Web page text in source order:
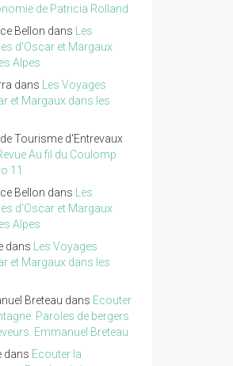
-
Petit traité de poésie
tome 4 de Pierre
de Patricia Rolland
Bellon dans
Les
d'Oscar et Margaux
Alpes
dans
Les Voyages
et Margaux dans les
Tourisme d'Entrevaux
Au fil du Coulomp
11
Bellon dans
Les
d'Oscar et Margaux
Alpes
dans
Les Voyages
et Margaux dans les
Breteau dans Ecouter
Paroles de bergers
Emmanuel Breteau
dans Ecouter la